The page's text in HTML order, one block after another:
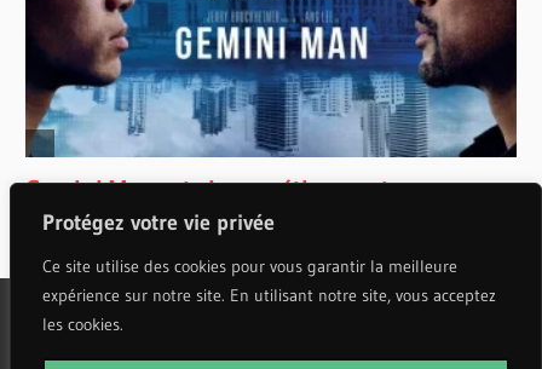
Protégez votre vie privée
Ce site utilise des cookies pour vous garantir la meilleure
expérience sur notre site. En utilisant notre site, vous acceptez
les cookies.
WordPress Theme: Wellington by ThemeZee.